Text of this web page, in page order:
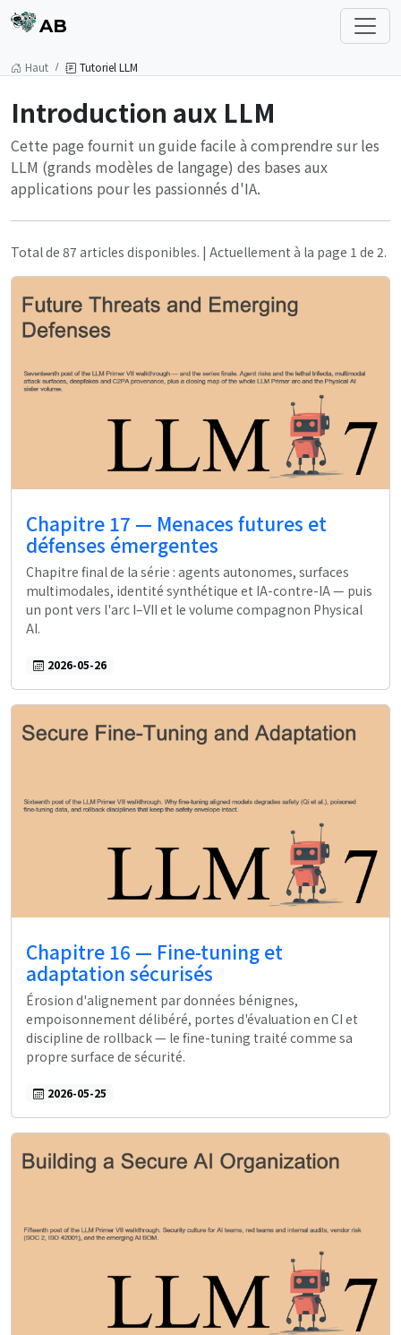
AB
Haut Tutoriel LLM
Introduction aux LLM
Cette page fournit un guide facile à comprendre sur les
LLM (grands modèles de langage) des bases aux
applications pour les passionnés d'IA.
Total de 87 articles disponibles. | Actuellement à la page 1 de 2.
Chapitre 17 — Menaces futures et
défenses émergentes
Chapitre final de la série : agents autonomes, surfaces
multimodales, identité synthétique et IA-contre-IA — puis
un pont vers l'arc I–VII et le volume compagnon Physical
AI.
2026-05-26
Chapitre 16 — Fine-tuning et
adaptation sécurisés
Érosion d'alignement par données bénignes,
empoisonnement délibéré, portes d'évaluation en CI et
discipline de rollback — le fine-tuning traité comme sa
propre surface de sécurité.
2026-05-25